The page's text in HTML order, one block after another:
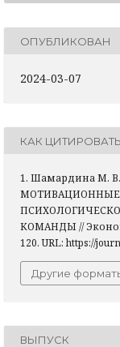
ОПУБЛИКОВАН
2024-03-07
КАК ЦИТИРОВАТЬ
1. Шамардина М.
МОТИВАЦИОННЫЕ
КОМАНДЫ //
120. URL: https://
Другие
ВЫПУСК